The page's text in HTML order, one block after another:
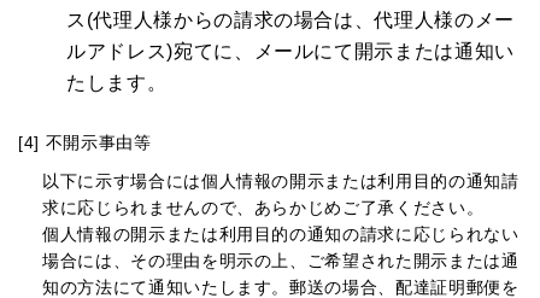
ス(代理人様からの請求の場合は、代理人様のメー
ルアドレス)宛てに、メールにて開示または通知い
たします。
[4] 不開示事由等
以下に示す場合には個人情報の開示または利用目的の通知請
求に応じられませんので、あらかじめご了承ください。
個人情報の開示または利用目的の通知の請求に応じられない
場合には、その理由を明示の上、ご希望された開示または通
知の方法にて通知いたします。郵送の場合、配達証明郵便を